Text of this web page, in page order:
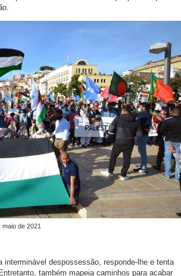
maio de 2021
despossessão, responde-lhe e tenta
também mapeia caminhos para acabar